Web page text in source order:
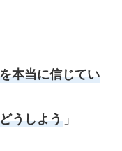
本当に信じてい
うしよう」